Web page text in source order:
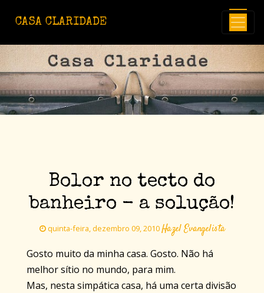
CASA CLARIDADE
Bolor no tecto do
banheiro - a solução!
quinta-feira, dezembro 09, 2010Hazel Evangelista
Gosto muito da minha casa. Gosto. Não há
melhor sítio no mundo, para mim.
Mas, nesta simpática casa, há uma certa divisão